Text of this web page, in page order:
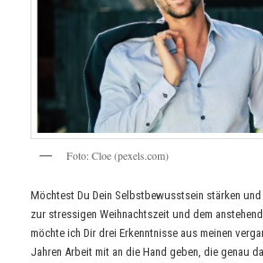
Foto:Cloe(pexels.com)
Möchtest Du Dein Selbstbewusstsein stärken
zur stressigen Weihnachtszeit und dem
möchte ich Dir drei Erkenntnisse aus meinen
Jahren Arbeit mit an die Hand geben, die genau